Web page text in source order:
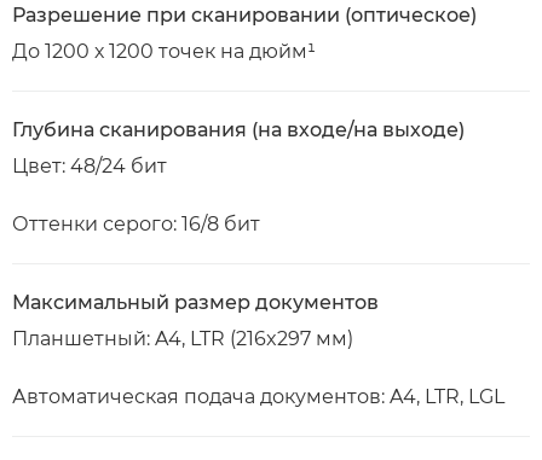
Разрешение при сканировании (оптическое)
До 1200 х 1200 точек на дюйм¹
Глубина сканирования (на входе/на выходе)
Цвет: 48/24 бит
Оттенки серого: 16/8 бит
Максимальный размер документов
Планшетный: A4, LTR (216x297 мм)
Автоматическая подача документов: A4, LTR, LGL